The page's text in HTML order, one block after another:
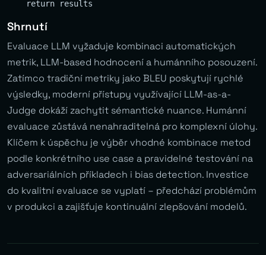
Shrnutí
Evaluace LLM vyžaduje kombinaci automatických
metrik, LLM-based hodnocení a humánního posouzení.
Zatímco tradiční metriky jako BLEU poskytují rychlé
výsledky, moderní přístupy využívající LLM-as-a-
Judge dokáží zachytit sémantické nuance. Humánní
evaluace zůstává nenahraditelná pro komplexní úlohy.
Klíčem k úspěchu je výběr vhodné kombinace metod
podle konkrétního use case a pravidelné testování na
adversariálních příkladech i bias detection. Investice
do kvalitní evaluace se vyplatí – předchází problémům
v produkci a zajišťuje kontinuální zlepšování modelů.